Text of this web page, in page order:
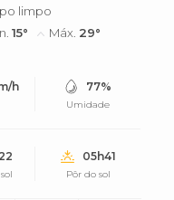
limpo
15° Máx. 29°
h 77%
Umidade
05h41
Pôr do sol